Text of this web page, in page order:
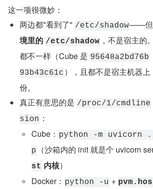
这一项很微妙：
两边都"看到了" /etc/shadow——但
境里的 /etc/shadow ，不是宿主的
都不一样（Cube 是 95648a2bd76b
93b43c61c ），且都不是宿主机器
份。
真正有意思的是 /proc/1/cmdline
sion ：
Cube： python -m uvicorn
p
（沙箱内的 init 就是个 uvicorn
st 内核）
Docker： python -u +